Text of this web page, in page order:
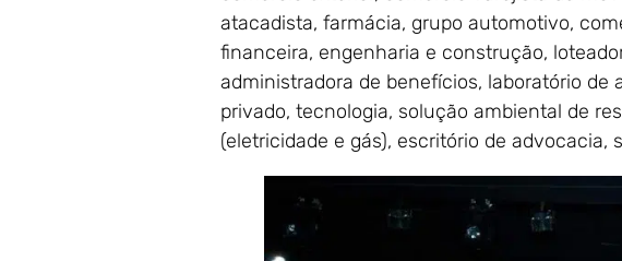
atacadista, farmácia, grupo automotivo,
financeira, engenharia e construção,
administradora de benefícios, laboratório
privado, tecnologia, solução ambiental de
(eletricidade e gás), escritório de